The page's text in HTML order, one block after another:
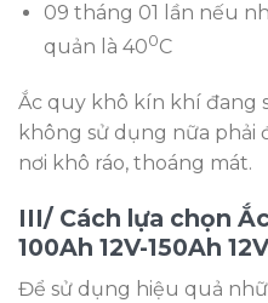
09 tháng 01 lần nếu
quản là 400C
Ắc quy khô kín khí đang
không sử dụng nữa phải
nơi khô ráo, thoáng mát.
III/ Cách lựa chọn
100Ah 12V-150Ah
Để sử dụng hiệu quả